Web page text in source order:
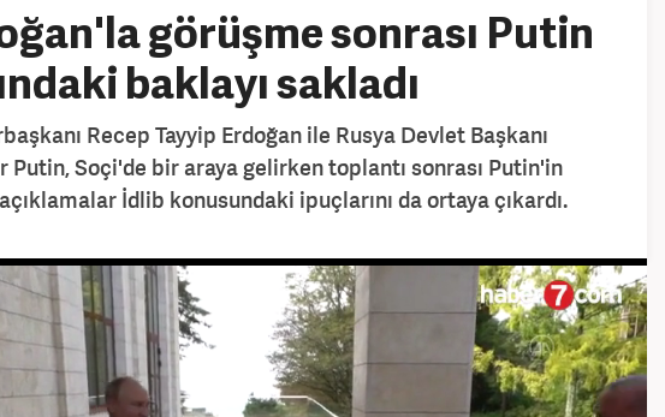
görüşme sonrası Putin
baklayı sakladı
Recep Tayyip Erdoğan ile Rusya Devlet Başkanı
Putin, Soçi'de bir araya gelirken toplantı sonrası Putin'in
İdlib konusundaki ipuçlarını da ortaya çıkardı.